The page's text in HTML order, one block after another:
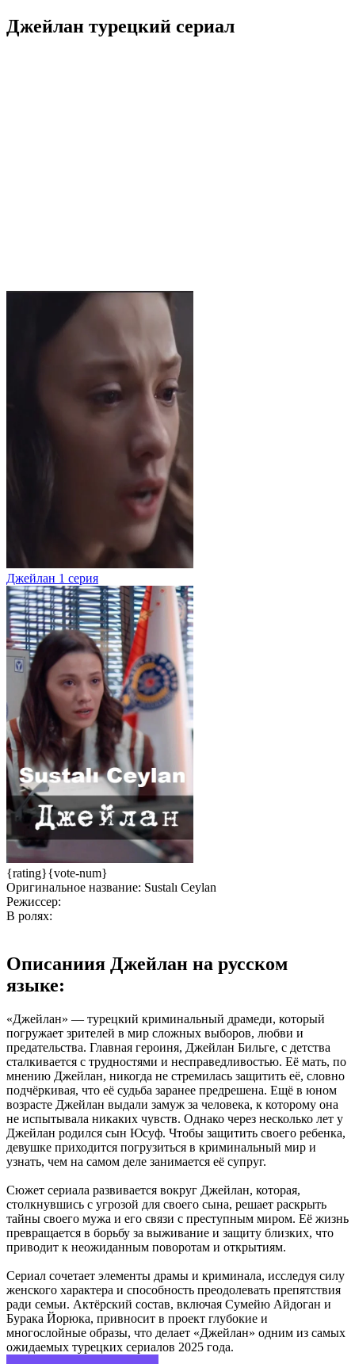
Джейлан турецкий сериал
Джейлан 1 серия
{rating}{vote-num}
Оригинальное название: Sustalı Ceylan
Режиссер:
В ролях:
Описаниия Джейлан на русском
языке:
«Джейлан» — турецкий криминальный драмеди, который
погружает зрителей в мир сложных выборов, любви и
предательства. Главная героиня, Джейлан Бильге, с детства
сталкивается с трудностями и несправедливостью. Её мать, по
мнению Джейлан, никогда не стремилась защитить её, словно
подчёркивая, что её судьба заранее предрешена. Ещё в юном
возрасте Джейлан выдали замуж за человека, к которому она
не испытывала никаких чувств. Однако через несколько лет у
Джейлан родился сын Юсуф. Чтобы защитить своего ребенка,
девушке приходится погрузиться в криминальный мир и
узнать, чем на самом деле занимается её супруг.
Сюжет сериала развивается вокруг Джейлан, которая,
столкнувшись с угрозой для своего сына, решает раскрыть
тайны своего мужа и его связи с преступным миром. Её жизнь
превращается в борьбу за выживание и защиту близких, что
приводит к неожиданным поворотам и открытиям.
Сериал сочетает элементы драмы и криминала, исследуя силу
женского характера и способность преодолевать препятствия
ради семьи. Актёрский состав, включая Сумейю Айдоган и
Бурака Йорюка, привносит в проект глубокие и
многослойные образы, что делает «Джейлан» одним из самых
ожидаемых турецких сериалов 2025 года.